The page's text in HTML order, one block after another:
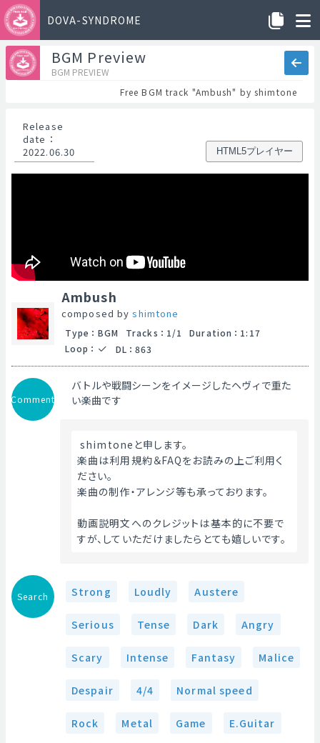
DOVA-SYNDROME
BGM Preview
BGM PREVIEW
Free BGM track "Ambush" by shimtone
Release
date ：
2022.06.30
HTML5プレイヤー
Ambush
composed byshimtone
Type ： BGM Tracks ： 1/1 Duration ： 1:17
Loop ： DL ： 863
Comment
バトルや戦闘シーンをイメージしたヘヴィで重た
い楽曲です
shimtoneと申します。
楽曲は利用規約＆FAQをお読みの上ご利用く
ださい。
楽曲の制作・アレンジ等も承っております。
動画説明文へのクレジットは基本的に不要で
すが、していただけましたらとても嬉しいです。
Search Strong Loudly Austere
Serious Tense Dark Angry
Scary Intense Fantasy Malice
Despair 4/4 Normal speed
Rock Metal Game E.Guitar